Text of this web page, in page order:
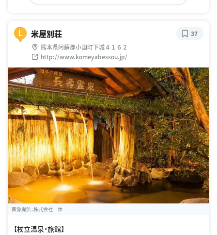
L 米屋別荘
熊本県阿蘇郡小国町下城４１６２
http://www.komeyabessou.jp/
37
画像提供：株式会社一休
【杖立温泉・旅館】